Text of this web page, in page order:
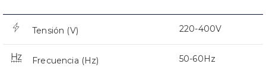
Tensión (V) 220-400V
Frecuencia (Hz) 50-60Hz